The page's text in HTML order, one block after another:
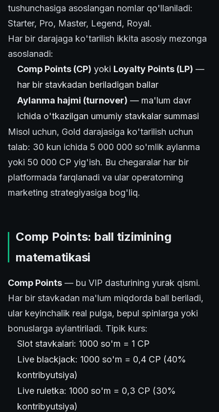
tushunchasiga asoslangan nomlar qo'llaniladi:
Starter, Pro, Master, Legend, Royal.
Har bir darajaga ko'tarilish ikkita asosiy mezonga
asoslanadi:
Comp Points (CP) yoki Loyalty Points (LP) —
har bir stavkadan beriladigan ballar
Aylanma hajmi (turnover) — ma'lum davr
ichida o'tkazilgan umumiy stavkalar summasi
Misol uchun, Gold darajasiga ko'tarilish uchun
talab: 30 kun ichida 5 000 000 so'mlik aylanma
yoki 50 000 CP yig'ish. Bu chegaralar har bir
platformada farqlanadi va ular operatorning
marketing strategiyasiga bog'liq.
Comp Points: ball tizimining
matematikasi
Comp Points — bu VIP dasturining yurak qismi.
Har bir stavkadan ma'lum miqdorda ball beriladi,
ular keyinchalik real pulga, bepul spinlarga yoki
bonuslarga aylantiriladi. Tipik kurs:
Slot stavkalari: 1000 so'm = 1 CP
Live blackjack: 1000 so'm = 0,4 CP (40%
kontribyutsiya)
Live ruletka: 1000 so'm = 0,3 CP (30%
kontribyutsiya)